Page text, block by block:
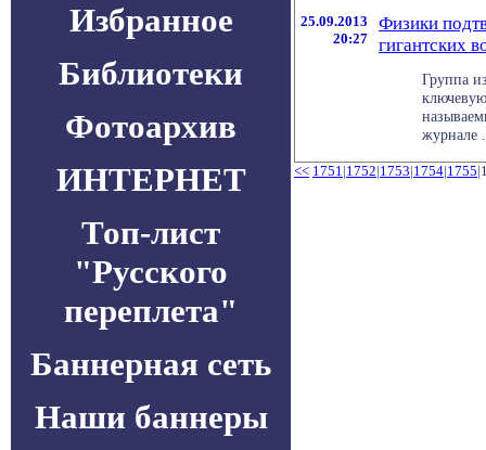
Избранное
Библиотеки
Фотоархив
ИНТЕРНЕТ
Топ-лист
"Русского
переплета"
Баннерная сеть
Наши баннеры
25.09.2013
20:27
Физики
гигантских
Группа
журнале
<< 1751|1752|1753|1754|1755